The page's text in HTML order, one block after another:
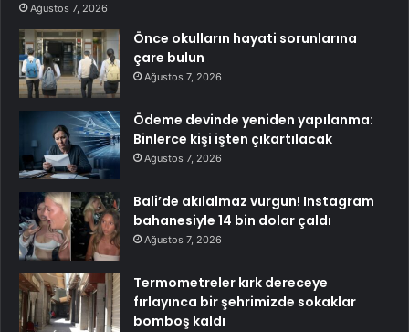
Ağustos 7, 2026
Önce okulların hayati sorunlarına
çare bulun
Ağustos 7, 2026
Ödeme devinde yeniden yapılanma:
Binlerce kişi işten çıkartılacak
Ağustos 7, 2026
Bali’de akılalmaz vurgun! Instagram
bahanesiyle 14 bin dolar çaldı
Ağustos 7, 2026
Termometreler kırk dereceye
fırlayınca bir şehrimizde sokaklar
bomboş kaldı